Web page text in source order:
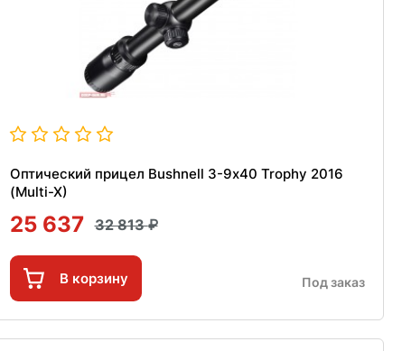
Оптический прицел Bushnell 3-9х40 Trophy 2016
(Multi-X)
25 637 32 813
В корзину Под заказ